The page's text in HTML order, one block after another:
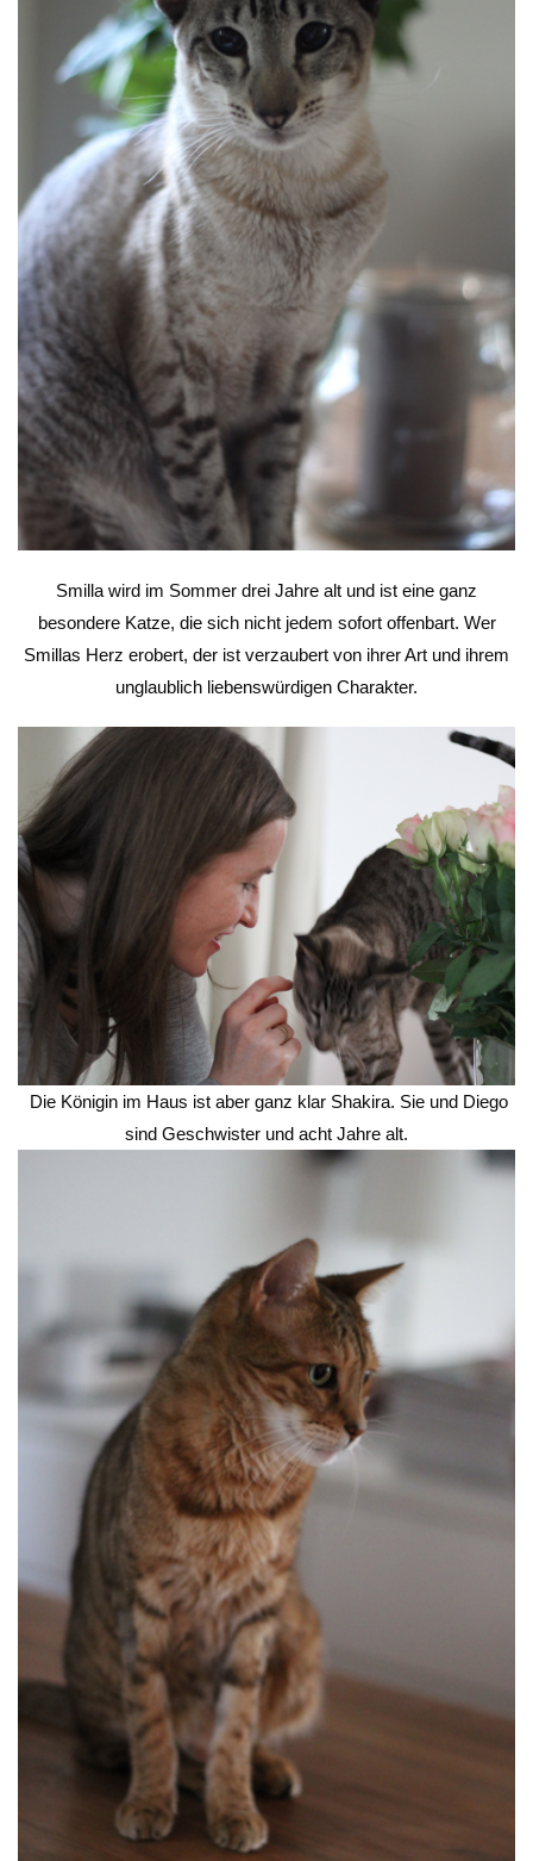
Smilla wird im Sommer drei Jahre alt und ist eine ganz
besondere Katze, die sich nicht jedem sofort offenbart. Wer
Smillas Herz erobert, der ist verzaubert von ihrer Art und ihrem
unglaublich liebenswürdigen Charakter.
Die Königin im Haus ist aber ganz klar Shakira. Sie und Diego
sind Geschwister und acht Jahre alt.